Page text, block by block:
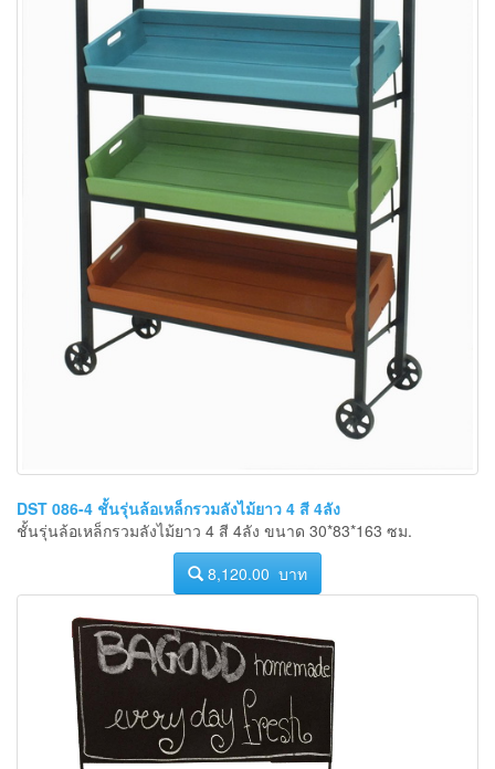
DST 086-4 ชั้นรุ่นล้อเหล็กรวมลังไม้ยาว 4 สี 4ลัง
ชั้นรุ่นล้อเหล็กรวมลังไม้ยาว 4 สี 4ลัง ขนาด 30*83*163 ซม.
8,120.00 บาท